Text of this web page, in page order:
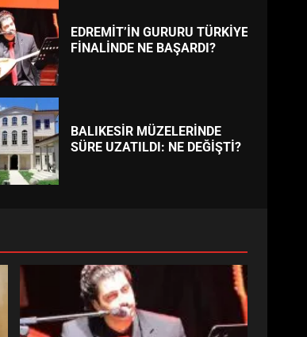
EDREMİT’İN GURURU TÜRKİYE
FİNALİNDE NE BAŞARDI?
BALIKESİR MÜZELERİNDE
SÜRE UZATILDI: NE DEĞİŞTİ?
DEĞİŞTİRİYOR?
BURHANİYE